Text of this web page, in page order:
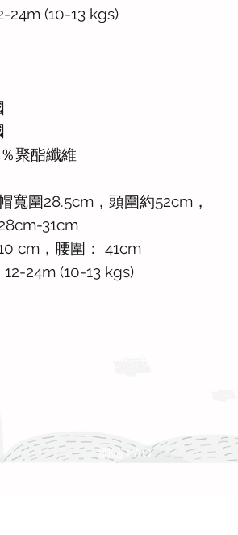
24m (10-13 kgs)
聚酯纖維
寬圍28.5cm，頭圍約52cm，
31cm
cm，腰圍： 41cm
12-24m (10-13 kgs)
網站 FAQ